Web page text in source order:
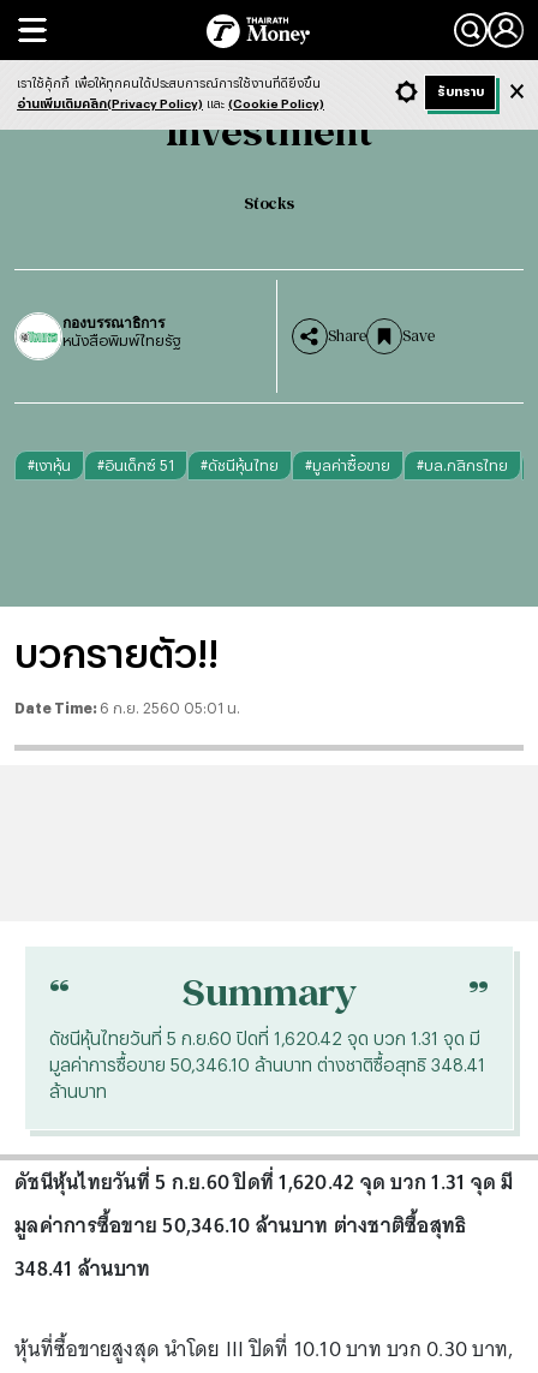
Search
Investment Stocks
Investment
Stocks
กองบรรณาธิการ
หนังสือพิมพ์ไทยรัฐ Share Save
#เงาหุ้น #อินเด็กซ์ 51 #ดัชนีหุ้นไทย #มูลค่าซื้อขาย #บล.กสิกรไทย
บวกรายตัว!!
Date Time: 6 ก.ย. 2560 05:01 น.
- ก + ก Dark ฟังข่าว
“ Summary “
ดัชนีหุ้นไทยวันที่ 5 ก.ย.60 ปิดที่ 1,620.42 จุด บวก 1.31 จุด มี
มูลค่าการซื้อขาย 50,346.10 ล้านบาท ต่างชาติซื้อสุทธิ 348.41
ล้านบาท
ดัชนีหุ้นไทยวันที่ 5 ก.ย.60 ปิดที่ 1,620.42 จุด บวก 1.31 จุด มี
มูลค่าการซื้อขาย 50,346.10 ล้านบาท ต่างชาติซื้อสุทธิ
348.41 ล้านบาท
หุ้นที่ซื้อขายสูงสุด นำโดย III ปิดที่ 10.10 บาท บวก 0.30 บาท,
เราใช้คุ้กกี้ เพื่อให้ทุกคนได้ประสบการณ์การใช้งานที่ดียิ่งขึ้น
อ่านเพิ่มเติมคลิก(Privacy Policy) และ (Cookie Policy)
รับทราบ